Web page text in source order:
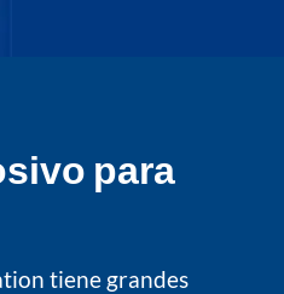
para
tiene grandes